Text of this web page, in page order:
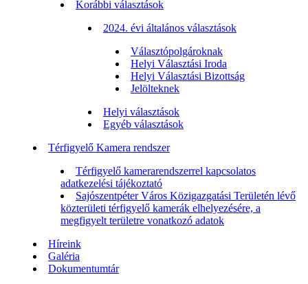
Korábbi választások
2024. évi általános választások
Választópolgároknak
Helyi Választási Iroda
Helyi Választási Bizottság
Jelölteknek
Helyi választások
Egyéb választások
Térfigyelő Kamera rendszer
Térfigyelő kamerarendszerrel kapcsolatos
adatkezelési tájékoztató
Sajószentpéter Város Közigazgatási Területén lévő
közterületi térfigyelő kamerák elhelyezésére, a
megfigyelt területre vonatkozó adatok
Híreink
Galéria
Dokumentumtár